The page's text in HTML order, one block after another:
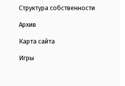
Структура собственности
Архив
Карта сайта
Игры